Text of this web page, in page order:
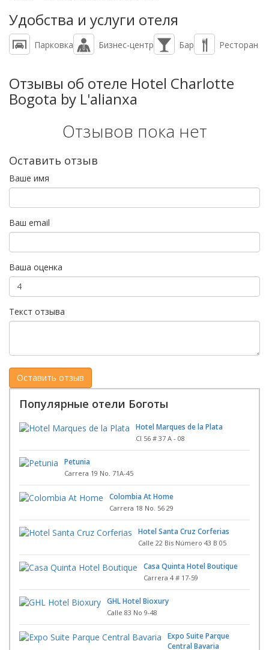
Удобства и услуги отеля
Парковка Бизнес-центр Бар Ресторан
Отзывы об отеле Hotel Charlotte
Bogota by L'alianxa
Отзывов пока нет
Оставить отзыв
Ваше имя
Ваш email
Ваша оценка
Текст отзыва
Популярные отели Боготы
Hotel Marques de la Plata
Cl 56 # 37 A - 08
Petunia
Carrera 19 No. 71A-45
Colombia At Home
Carrera 18 No. 56 29
Hotel Santa Cruz Corferias
Calle 22 Bis Número 43 B 05
Casa Quinta Hotel Boutique
Carrera 4 # 17-59
GHL Hotel Bioxury
Calle 83 No 9-48
Expo Suite Parque
Central Bavaria